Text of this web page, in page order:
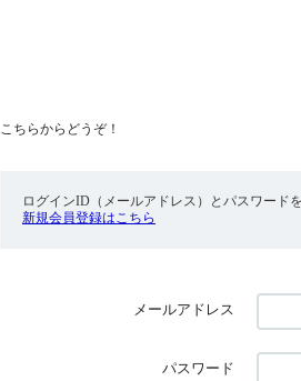
こちらからどうぞ！
ログインID（メールアドレス）とパスワード
新規会員登録はこちら
メールアドレス
パスワード